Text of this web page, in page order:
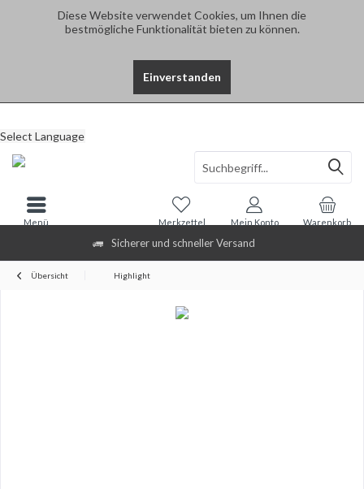
Diese Website verwendet Cookies, um Ihnen die
bestmögliche Funktionalität bieten zu können.
Einverstanden
Sicherer und schneller Versand
Select Language
Warenkorb
Merkzettel Mein Konto
Menü
Übersicht Highlight